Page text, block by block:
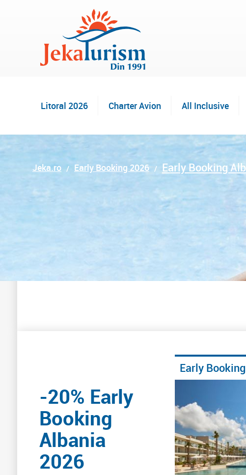
Litoral 2026 Charter Avion All Inclusive
Jeka.ro Early Booking 2026 Early Booking
-20% Early
Booking
Albania
2026
Early